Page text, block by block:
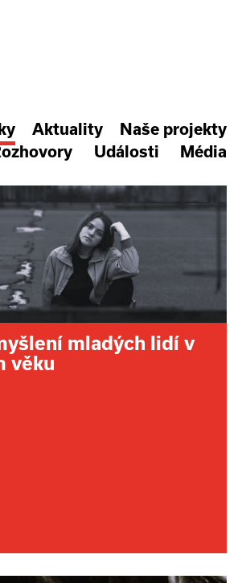
Aktuality
Naše projekty
Události Média
mladých lidí v
věku